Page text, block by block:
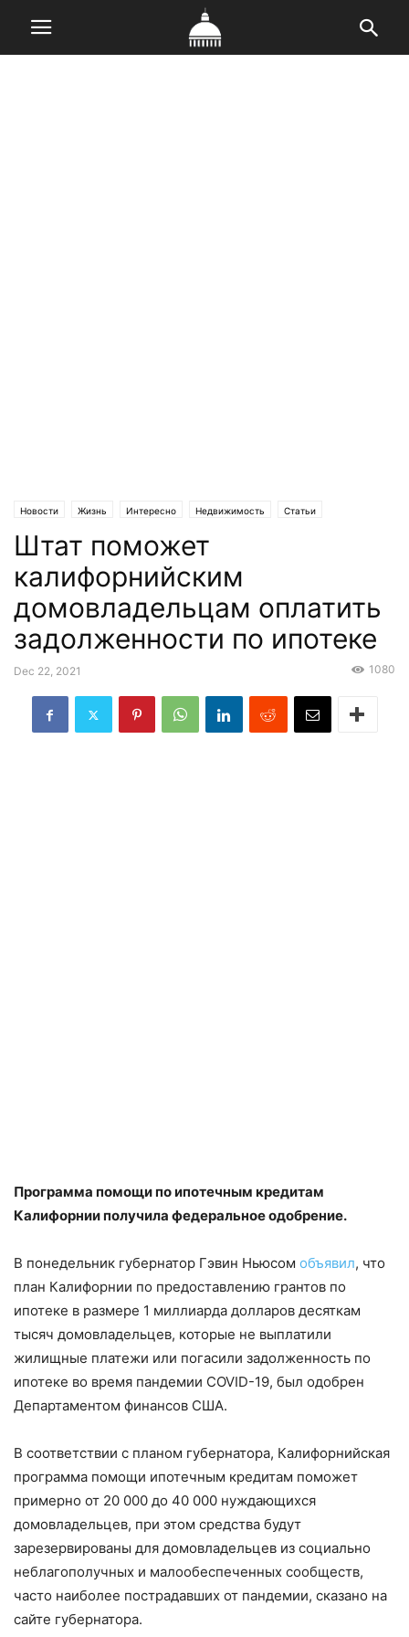
Новости Жизнь Интересно Недвижимость Статьи
Эксклюзив
Штат поможет
калифорнийским
домовладельцам оплатить
задолженности по ипотеке
Dec 22, 2021 1080
Программа помощи по ипотечным кредитам
Калифорнии получила федеральное одобрение.
В понедельник губернатор Гэвин Ньюсом объявил, что
план Калифорнии по предоставлению грантов по
ипотеке в размере 1 миллиарда долларов десяткам
тысяч домовладельцев, которые не выплатили
жилищные платежи или погасили задолженность по
ипотеке во время пандемии COVID-19, был одобрен
Департаментом финансов США.
В соответствии с планом губернатора, Калифорнийская
программа помощи ипотечным кредитам поможет
примерно от 20 000 до 40 000 нуждающихся
домовладельцев, при этом средства будут
зарезервированы для домовладельцев из социально
неблагополучных и малообеспеченных сообществ,
часто наиболее пострадавших от пандемии, сказано на
сайте губернатора.